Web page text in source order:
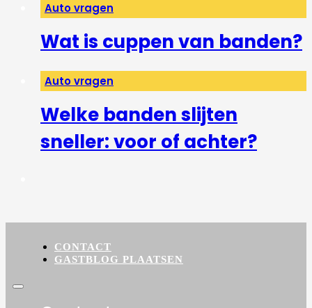
Auto vragen
Wat is cuppen van banden?
Auto vragen
Welke banden slijten
sneller: voor of achter?
CONTACT
GASTBLOG PLAATSEN